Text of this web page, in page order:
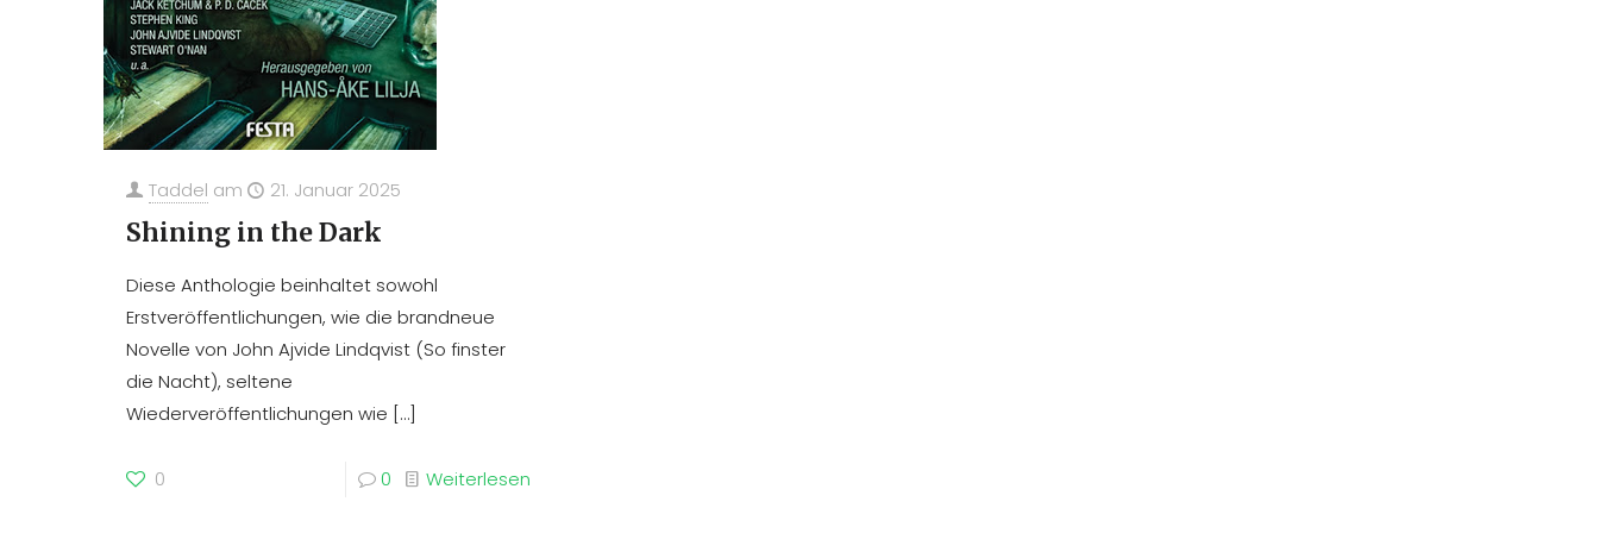
Taddel am 21. Januar 2025
Shining in the Dark
Diese Anthologie beinhaltet sowohl
Erstveröffentlichungen, wie die brandneue
Novelle von John Ajvide Lindqvist (So finster
die Nacht), seltene
Wiederveröffentlichungen wie […]
0 0 Weiterlesen